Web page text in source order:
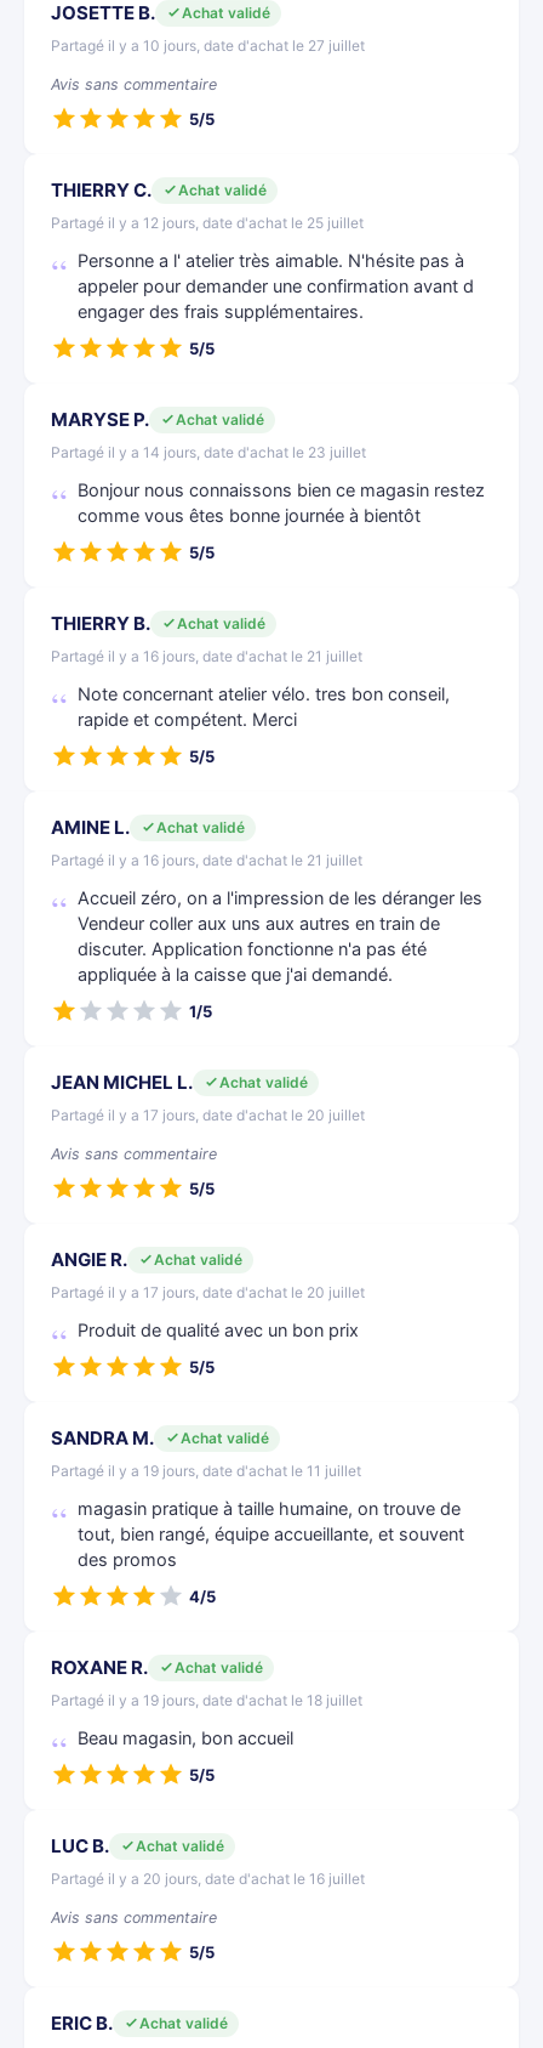
JOSETTE B.
Achat validé
Partagé il y a 10 jours, date d'achat le 27 juillet
Avis sans commentaire
5/5
THIERRY C.
Achat validé
Partagé il y a 12 jours, date d'achat le 25 juillet
Personne a l' atelier très aimable. N'hésite pas à
appeler pour demander une confirmation avant d
engager des frais supplémentaires.
5/5
MARYSE P.
Achat validé
Partagé il y a 14 jours, date d'achat le 23 juillet
Bonjour nous connaissons bien ce magasin restez
comme vous êtes bonne journée à bientôt
5/5
THIERRY B.
Achat validé
Partagé il y a 16 jours, date d'achat le 21 juillet
Note concernant atelier vélo. tres bon conseil,
rapide et compétent. Merci
5/5
AMINE L.
Achat validé
Partagé il y a 16 jours, date d'achat le 21 juillet
Accueil zéro, on a l'impression de les déranger les
Vendeur coller aux uns aux autres en train de
discuter. Application fonctionne n'a pas été
appliquée à la caisse que j'ai demandé.
1/5
JEAN MICHEL L.
Achat validé
Partagé il y a 17 jours, date d'achat le 20 juillet
Avis sans commentaire
5/5
ANGIE R.
Achat validé
Partagé il y a 17 jours, date d'achat le 20 juillet
Produit de qualité avec un bon prix
5/5
SANDRA M.
Achat validé
Partagé il y a 19 jours, date d'achat le 11 juillet
magasin pratique à taille humaine, on trouve de
tout, bien rangé, équipe accueillante, et souvent
des promos
4/5
ROXANE R.
Achat validé
Partagé il y a 19 jours, date d'achat le 18 juillet
Beau magasin, bon accueil
5/5
LUC B.
Achat validé
Partagé il y a 20 jours, date d'achat le 16 juillet
Avis sans commentaire
5/5
ERIC B.
Achat validé